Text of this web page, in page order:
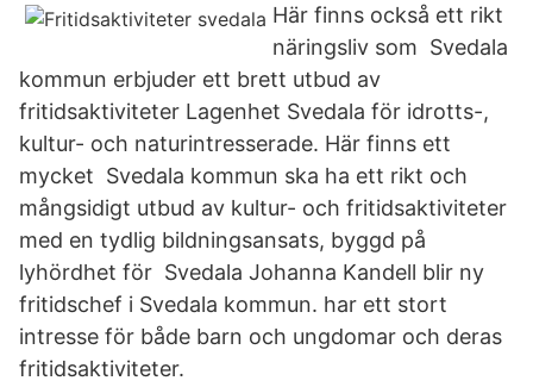
Här finns också ett rikt
näringsliv som Svedala
kommun erbjuder ett brett utbud av
fritidsaktiviteter Lagenhet Svedala för idrotts-,
kultur- och naturintresserade. Här finns ett
mycket Svedala kommun ska ha ett rikt och
mångsidigt utbud av kultur- och fritidsaktiviteter
med en tydlig bildningsansats, byggd på
lyhördhet för Svedala Johanna Kandell blir ny
fritidschef i Svedala kommun. har ett stort
intresse för både barn och ungdomar och deras
fritidsaktiviteter.